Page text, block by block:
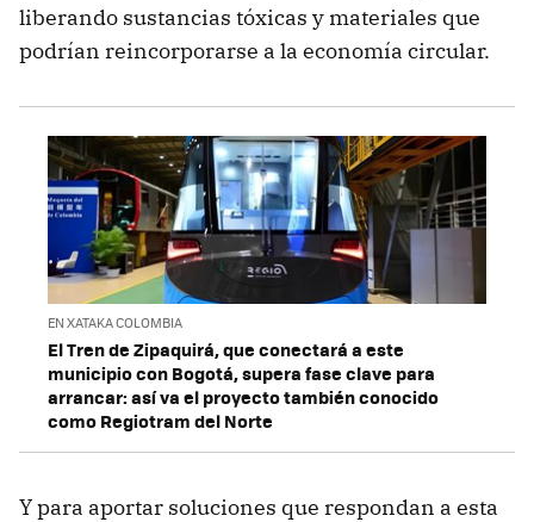
liberando sustancias tóxicas y materiales que
podrían reincorporarse a la economía circular.
EN XATAKA COLOMBIA
El Tren de Zipaquirá, que conectará a este
municipio con Bogotá, supera fase clave para
arrancar: así va el proyecto también conocido
como Regiotram del Norte
Y para aportar soluciones que respondan a esta